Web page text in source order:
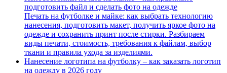
подготовить файл и сделать фото на одежде
Печать на футболке и майке: как выбрать технологию
нанесения, подготовить макет, получить яркое фото на
одежде и сохранить принт после стирки. Разбираем
виды печати, стоимость, требования к файлам, выбор
ткани и правила ухода за изделиями.
Нанесение логотипа на футболку – как заказать логотип
на одежду в 2026 году